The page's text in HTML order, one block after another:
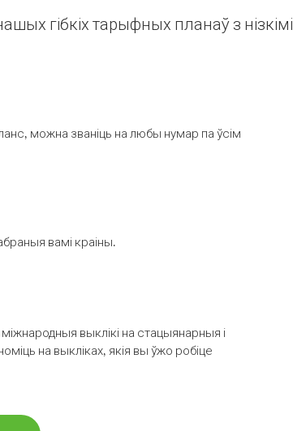
гібкіх тарыфных планаў з нізкімі
можна званіць на любы нумар па ўсім
вамі краіны.
выклікі на стацыянарныя і
на выкліках, якія вы ўжо робіце